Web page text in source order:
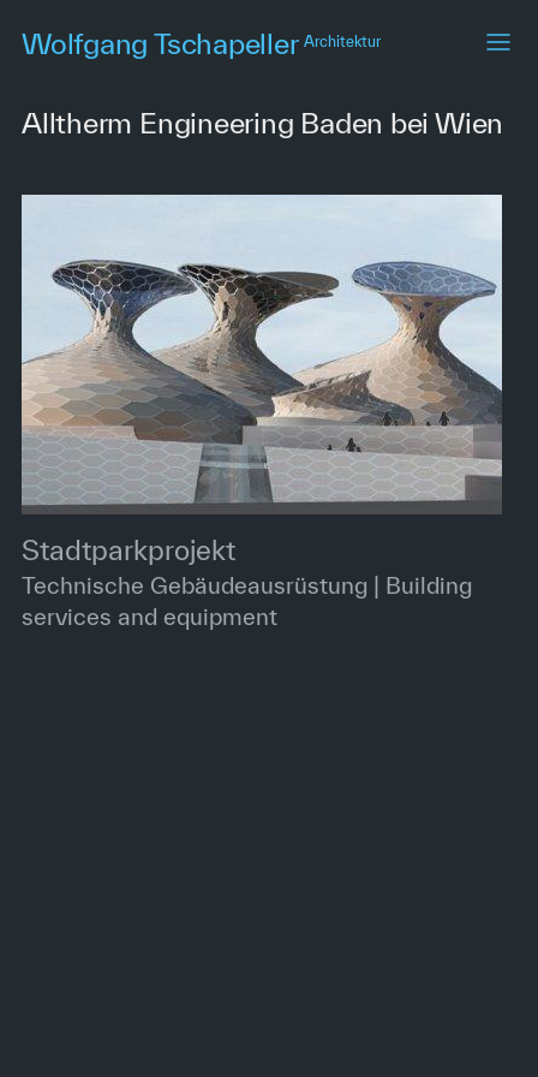
content
Wolfgang TschapellerArchitektur
Alltherm Engineering Baden bei Wien
Stadtparkprojekt
Technische Gebäudeausrüstung | Building
services and equipment